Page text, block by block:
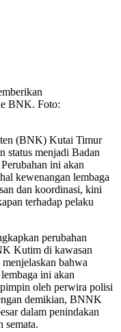
BNK. Foto:
(BNK) Kutai Timur
status menjadi Badan
ini akan
kewenangan lembaga
dan koordinasi, kini
terhadap pelaku
perubahan
Kutim di kawasan
bahwa
ini akan
oleh perwira polisi
demikian, BNNK
dalam penindakan
semata.